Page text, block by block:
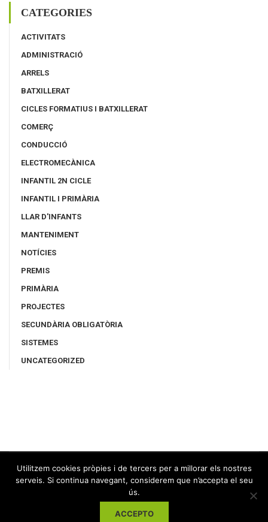
CATEGORIES
ACTIVITATS
ADMINISTRACIÓ
ARRELS
BATXILLERAT
CICLES FORMATIUS I BATXILLERAT
COMERÇ
CONDUCCIÓ
ELECTROMECÀNICA
INFANTIL 2N CICLE
INFANTIL I PRIMÀRIA
LLAR D'INFANTS
MANTENIMENT
NOTÍCIES
PREMIS
PRIMÀRIA
PROJECTES
SECUNDÀRIA OBLIGATÒRIA
SISTEMES
UNCATEGORIZED
Utilitzem cookies pròpies i de tercers per a millorar els nostres
serveis. Si continua navegant, considerem que n’accepta el seu
ús.
ACCEPTO